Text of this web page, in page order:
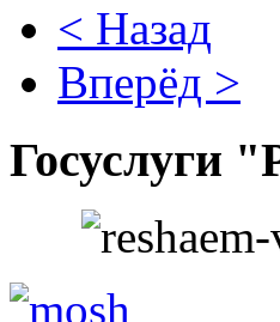
< Назад
Вперёд >
Госуслуги